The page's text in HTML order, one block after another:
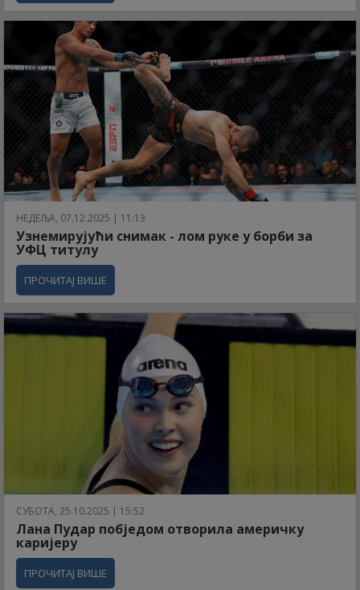
НЕДЕЉА, 07.12.2025 | 11:13
Узнемирујући снимак - лом руке у борби за
УФЦ титулу
ПРОЧИТАЈ ВИШЕ
СУБОТА, 25.10.2025 | 15:52
Лана Пудар побједом отворила америчку
каријеру
ПРОЧИТАЈ ВИШЕ